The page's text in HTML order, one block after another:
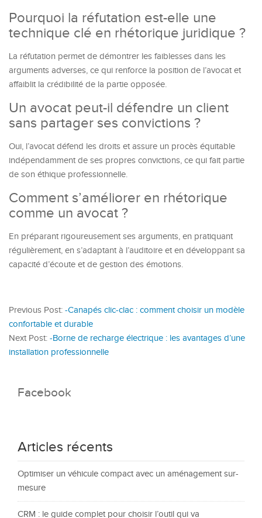
Pourquoi la réfutation est-elle une
technique clé en rhétorique juridique ?
La réfutation permet de démontrer les faiblesses dans les
arguments adverses, ce qui renforce la position de l’avocat et
affaiblit la crédibilité de la partie opposée.
Un avocat peut-il défendre un client
sans partager ses convictions ?
Oui, l’avocat défend les droits et assure un procès équitable
indépendamment de ses propres convictions, ce qui fait partie
de son éthique professionnelle.
Comment s’améliorer en rhétorique
comme un avocat ?
En préparant rigoureusement ses arguments, en pratiquant
régulièrement, en s’adaptant à l’auditoire et en développant sa
capacité d’écoute et de gestion des émotions.
Previous Post: -Canapés clic-clac : comment choisir un modèle
confortable et durable
Next Post: -Borne de recharge électrique : les avantages d’une
installation professionnelle
Facebook
Articles récents
Optimiser un véhicule compact avec un aménagement sur-
mesure
CRM : le guide complet pour choisir l’outil qui va